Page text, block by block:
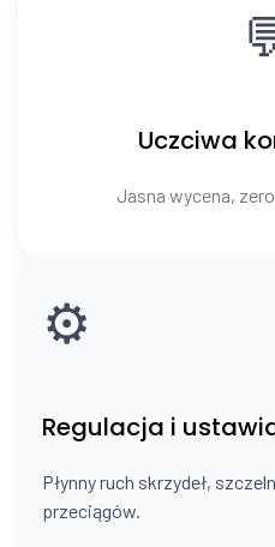
Uczciwa
Jasna wycena,
⚙️
Regulacja i
Płynny ruch skrzydeł,
przeciągów.